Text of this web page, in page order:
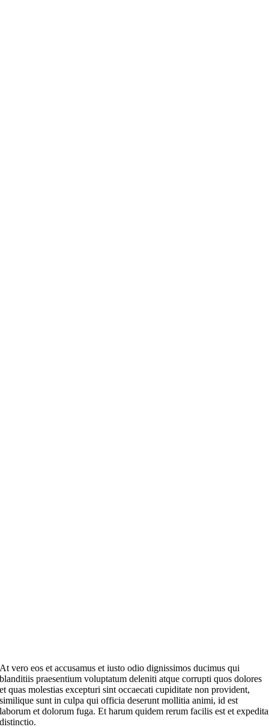
At vero eos et accusamus et iusto odio dignissimos ducimus qui
blanditiis praesentium voluptatum deleniti atque corrupti quos dolores
et quas molestias excepturi sint occaecati cupiditate non provident,
similique sunt in culpa qui officia deserunt mollitia animi, id est
laborum et dolorum fuga. Et harum quidem rerum facilis est et expedita
distinctio.